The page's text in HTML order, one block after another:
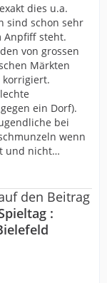
dies u.a.
sind schon sehr
Anpfiff steht.
von grossen
Märkten
korrigiert.
ein Dorf).
bei
wenn
und nicht…
den Beitrag
: